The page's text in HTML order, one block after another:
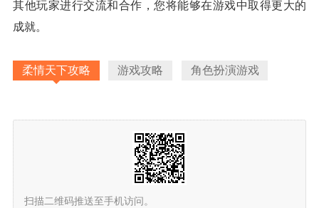
其他玩家进行交流和合作，您将能够在游戏中取得更大的
成就。
柔情天下攻略 游戏攻略 角色扮演游戏
扫描二维码推送至手机访问。